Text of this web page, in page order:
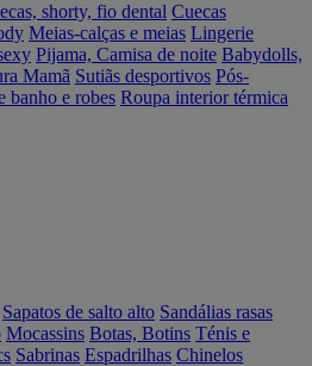
shorty, fio dental Cuecas
Meias-calças e meias Lingerie
Pijama, Camisa de noite Babydolls,
Mamã Sutiãs desportivos Pós-
banho e robes Roupa interior térmica
Sapatos de salto alto Sandálias rasas
Mocassins Botas, Botins Ténis e
Sabrinas Espadrilhas Chinelos